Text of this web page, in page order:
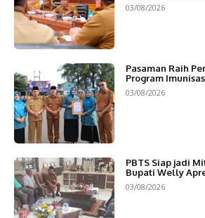
03/08/2026
Pasaman Raih
Program
03/08/2026
PBTS Siap jadi
Bupati Welly
03/08/2026